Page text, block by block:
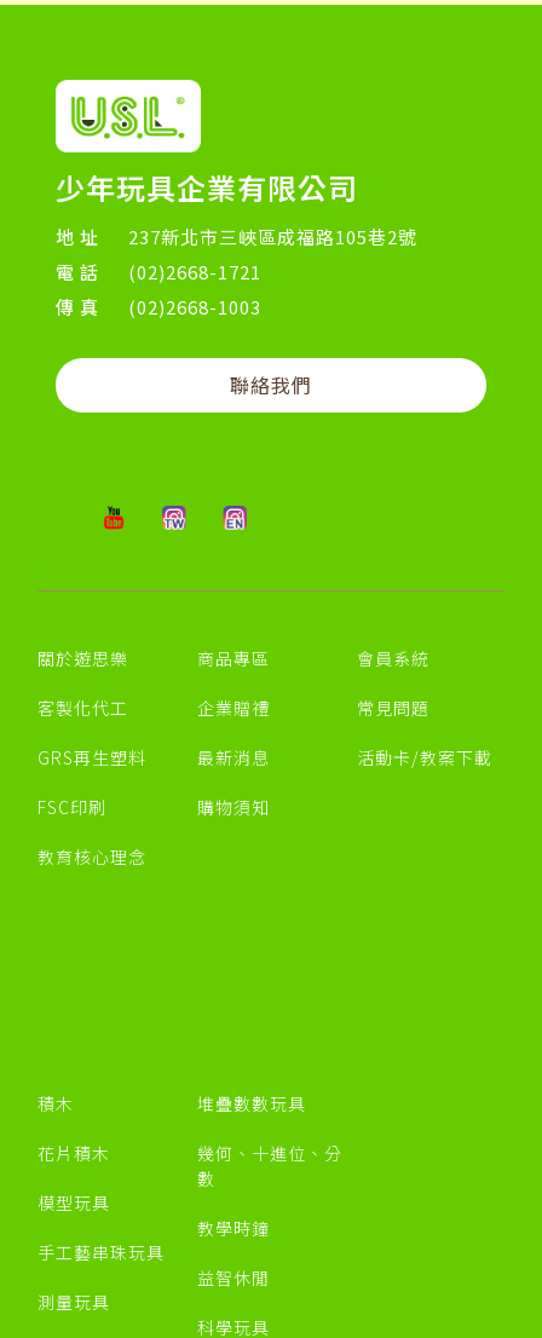
少年玩具企業有限公司
地址
237新北市三峽區成福路105巷2號
電話
(02)2668-1721
傳真
(02)2668-1003
聯絡我們
關於遊思樂
客製化代工
GRS再生塑料
FSC印刷
教育核心理念
商品專區
企業贈禮
最新消息
購物須知
會員系統
常見問題
活動卡/教案下載
積木
花片積木
模型玩具
手工藝串珠玩具
測量玩具
堆疊數數玩具
幾何、十進位、分
數
教學時鐘
益智休閒
科學玩具